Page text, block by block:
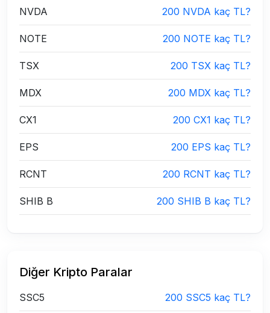
NVDA 200 NVDA kaç TL?
NOTE 200 NOTE kaç TL?
TSX 200 TSX kaç TL?
MDX 200 MDX kaç TL?
CX1 200 CX1 kaç TL?
EPS 200 EPS kaç TL?
RCNT 200 RCNT kaç TL?
SHIB B 200 SHIB B kaç TL?
Diğer Kripto Paralar
SSC5 200 SSC5 kaç TL?